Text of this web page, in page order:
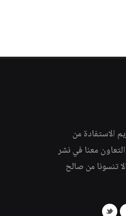
الاستفادة من
معنا في نشر
تنسونا من صالح